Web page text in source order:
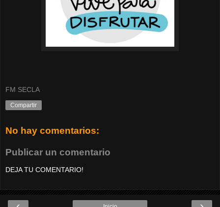
FM SECLA
Compartir
No hay comentarios:
Publicar un comentario
DEJA TU COMENTARIO!